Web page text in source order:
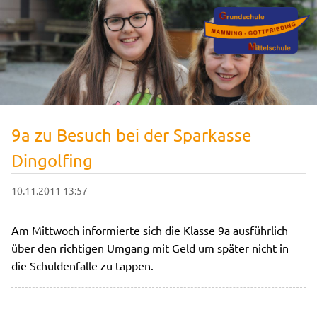
9a zu Besuch bei der Sparkasse
Dingolfing
10.11.2011 13:57
Am Mittwoch informierte sich die Klasse 9a ausführlich
über den richtigen Umgang mit Geld um später nicht in
die Schuldenfalle zu tappen.